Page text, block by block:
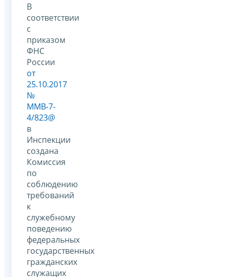
В
соответствии
с
приказом
ФНС
России
от
25.10.2017
№
ММВ-7-
4/823@
в
Инспекции
создана
Комиссия
по
соблюдению
требований
к
служебному
поведению
федеральных
государственных
гражданских
служащих